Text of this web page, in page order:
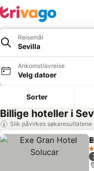
Reisemål
Sevilla
Ankomst/avreise
Velg datoer
Sorter
Billige hoteller i
Slik påvirkes søkeresultatene
4